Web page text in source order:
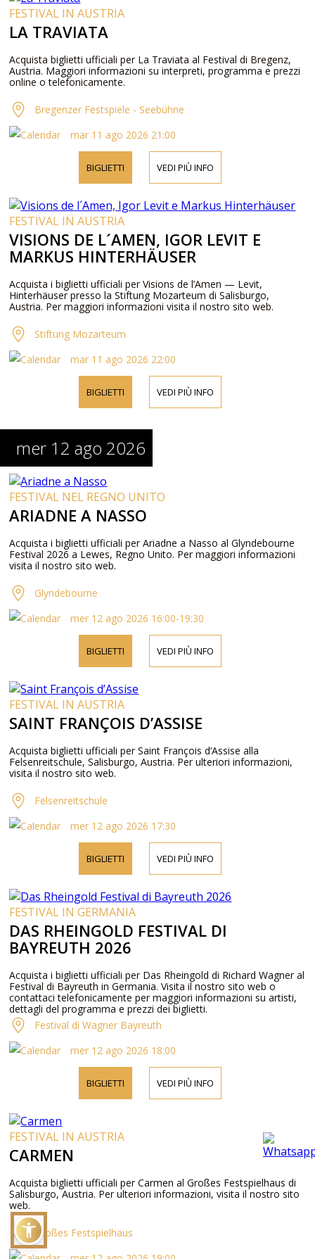
FESTIVAL IN AUSTRIA
LA TRAVIATA
Acquista biglietti ufficiali per La Traviata al Festival di Bregenz,
Austria. Maggiori informazioni su interpreti, programma e prezzi
online o telefonicamente.
Bregenzer Festspiele - Seebühne
mar 11 ago 2026 21:00
BIGLIETTI VEDI PIÙ INFO
FESTIVAL IN AUSTRIA
VISIONS DE L´AMEN, IGOR LEVIT E
MARKUS HINTERHÄUSER
Acquista i biglietti ufficiali per Visions de l’Amen — Levit,
Hinterhäuser presso la Stiftung Mozarteum di Salisburgo,
Austria. Per maggiori informazioni visita il nostro sito web.
Stiftung Mozarteum
mar 11 ago 2026 22:00
BIGLIETTI VEDI PIÙ INFO
mer 12 ago 2026
FESTIVAL NEL REGNO UNITO
ARIADNE A NASSO
Acquista i biglietti ufficiali per Ariadne a Nasso al Glyndebourne
Festival 2026 a Lewes, Regno Unito. Per maggiori informazioni
visita il nostro sito web.
Glyndebourne
mer 12 ago 2026 16:00-19:30
BIGLIETTI VEDI PIÙ INFO
FESTIVAL IN AUSTRIA
SAINT FRANÇOIS D’ASSISE
Acquista biglietti ufficiali per Saint François d’Assise alla
Felsenreitschule, Salisburgo, Austria. Per ulteriori informazioni,
visita il nostro sito web.
Felsenreitschule
mer 12 ago 2026 17:30
BIGLIETTI VEDI PIÙ INFO
FESTIVAL IN GERMANIA
DAS RHEINGOLD FESTIVAL DI
BAYREUTH 2026
Acquista i biglietti ufficiali per Das Rheingold di Richard Wagner al
Festival di Bayreuth in Germania. Visita il nostro sito web o
contattaci telefonicamente per maggiori informazioni su artisti,
dettagli del programma e prezzi dei biglietti.
Festival di Wagner Bayreuth
mer 12 ago 2026 18:00
BIGLIETTI VEDI PIÙ INFO
FESTIVAL IN AUSTRIA
CARMEN
Acquista biglietti ufficiali per Carmen al Großes Festspielhaus di
Salisburgo, Austria. Per ulteriori informazioni, visita il nostro sito
web.
Großes Festspielhaus